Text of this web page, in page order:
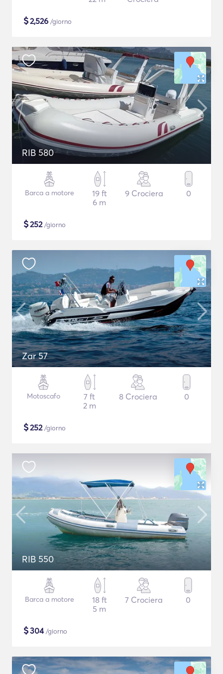
$2,526 /giorno
RIB 580
Barca a motore
19 ft
6 m
9 Crociera 0
$252/giorno
Zar 57
Motoscafo
7 ft
2 m
8 Crociera 0
$252/giorno
RIB 550
Barca a motore
18 ft
5 m
7 Crociera 0
$304/giorno